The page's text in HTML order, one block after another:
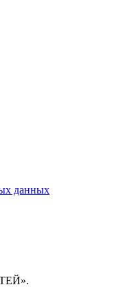
данных